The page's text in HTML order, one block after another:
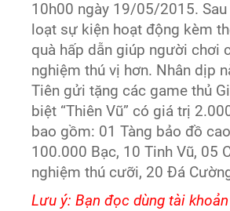
10h00 ngày 19/05/2015. Sau
loạt sự kiện hoạt động kèm
quà hấp dẫn giúp người chơi
nghiệm thú vị hơn. Nhân dịp
Tiên gửi tặng các game thủ
biệt “Thiên Vũ” có giá trị
bao gồm: 01 Tàng bảo đồ
100.000 Bạc, 10 Tinh Vũ, 05
nghiệm thú cưỡi, 20 Đá
Lưu ý: Bạn đọc dùng tài